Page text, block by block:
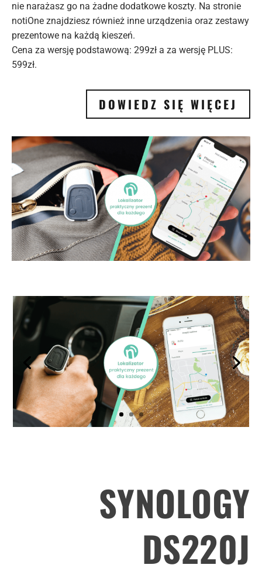
nie narażasz go na żadne dodatkowe koszty. Na stronie
notiOne znajdziesz również inne urządzenia oraz zestawy
prezentowe na każdą kieszeń.
Cena za wersję podstawową: 299zł a za wersję PLUS:
599zł.
DOWIEDZ SIĘ WIĘCEJ
.
.
.
SYNOLOGY
DS220J